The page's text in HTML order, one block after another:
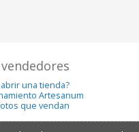
abrir una tienda?
Artesanum
que vendan